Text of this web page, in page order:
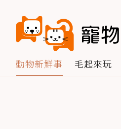
動物新鮮事 毛起來玩